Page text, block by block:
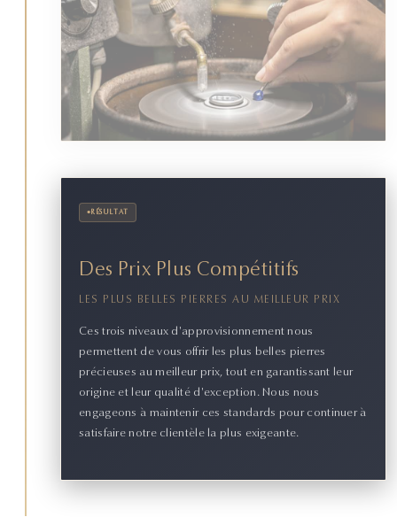
• RÉSULTAT
Des Prix Plus Compétitifs
LES PLUS BELLES PIERRES AU MEILLEUR PRIX
Ces trois niveaux d'approvisionnement nous
permettent de vous offrir les plus belles pierres
précieuses au meilleur prix, tout en garantissant leur
origine et leur qualité d'exception. Nous nous
engageons à maintenir ces standards pour continuer à
satisfaire notre clientèle la plus exigeante.